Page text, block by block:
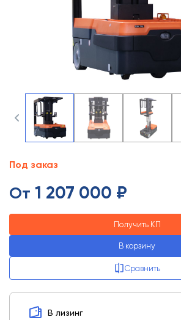
Под заказ
От 1 207 000 ₽
Получить КП
В корзину
Сравнить
В лизинг